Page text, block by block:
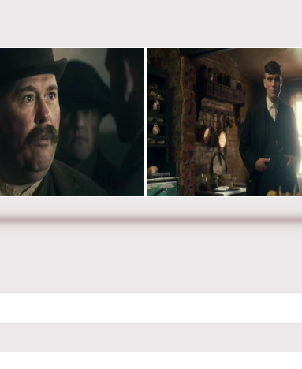
Деннехи, Сэм Нилл, Аня Тейлор-Джо, Наташа
Гиллен, Пол Андерсон, Гарри Киртон, Эйдан
Харди.
онлайн 1 сезон 5 серию « Острые козырьки» бесплатно в
качестве, на телефоне, планшете, пк или телевизоре
tvshow.ru.